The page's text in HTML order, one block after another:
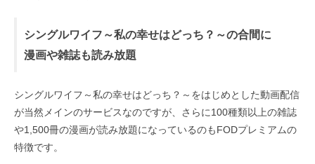
シングルワイフ～私の幸せはどっち？～の合間に
漫画や雑誌も読み放題
シングルワイフ～私の幸せはどっち？～をはじめとした動画配信
が当然メインのサービスなのですが、さらに100種類以上の雑誌
や1,500冊の漫画が読み放題になっているのもFODプレミアムの
特徴です。